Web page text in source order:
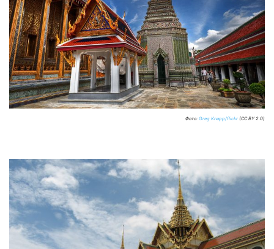
Фото: Greg Knapp/flickr (CC BY 2.0)